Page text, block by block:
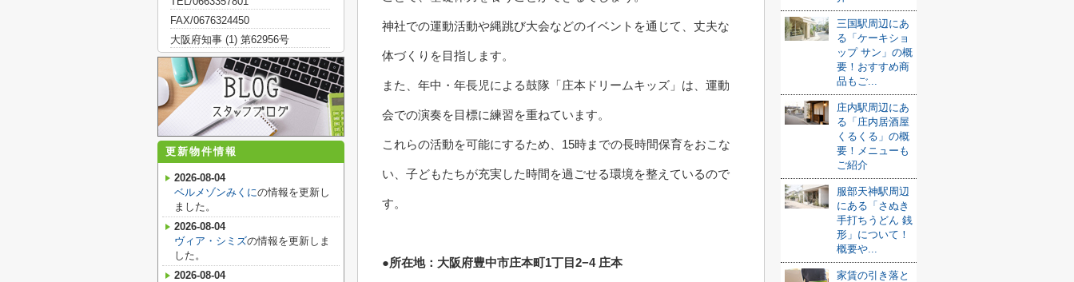
神社での運動活動や縄跳び大会などのイベントを通じて、丈夫な
体づくりを目指します。
また、年中・年長児による鼓隊「庄本ドリームキッズ」は、運動
会での演奏を目標に練習を重ねています。
これらの活動を可能にするため、15時までの長時間保育をおこな
い、子どもたちが充実した時間を過ごせる環境を整えているので
す。
●所在地：大阪府豊中市庄本町1丁目2−4 庄本
三国駅周辺にあ
る「ケーキショ
ップ サン」の概
要！おすすめ商
品もご...
庄内駅周辺にあ
る「庄内居酒屋
くるくる」の概
要！メニューも
ご紹介
服部天神駅周辺
にある「さぬき
手打ちうどん 銭
形」について！
概要や...
家賃の引き落と
FAX/0676324450
大阪府知事 (1) 第62956号
更新物件情報
2026-08-04
ベルメゾンみくにの情報を更新し
ました。
2026-08-04
ヴィア・シミズの情報を更新しま
した。
2026-08-04